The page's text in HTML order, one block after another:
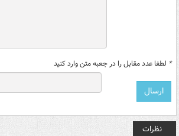
* لطفا عدد مقابل را در جعبه متن وارد کنید
نظرات